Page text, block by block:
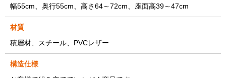
幅55cm、奥行55cm、高さ64～72cm、座面高39～47cm
材質
積層材、スチール、PVCレザー
構造仕様